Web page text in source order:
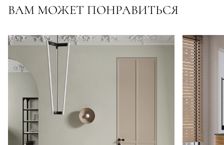
ВАМ МОЖЕТ ПОНРАВИТЬСЯ